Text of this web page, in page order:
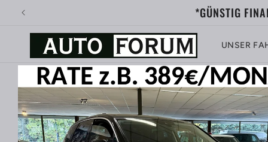
zum
*GÜNSTIG
UNSER
Zu
Produktinformationen
springen